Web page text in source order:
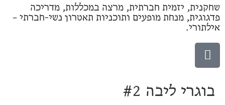
שחקנית, יזמית חברתית, מרצה במכללות, מדריכה
פדגוגית, מנחת מופעים ותוכניות תאטרון נשי-חברתי –
אילתורי.
בוגרי ליבה #2